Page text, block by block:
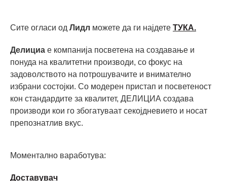
Сите огласи од Лидл можете да ги најдете ТУКА.
Делициа е компанија посветена на создавање и
понуда на квалитетни производи, со фокус на
задоволството на потрошувачите и внимателно
избрани состојки. Со модерен пристап и посветеност
кон стандардите за квалитет, ДЕЛИЦИА создава
производи кои го збогатуваат секојдневието и носат
препознатлив вкус.
Моментално ваработува:
Доставувач